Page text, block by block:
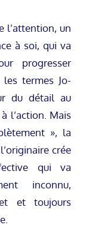
l’attention, un
à soi, qui va
progresser
les termes Jo-
du détail au
l’action. Mais
», la
crée
qui va
inconnu,
et toujours